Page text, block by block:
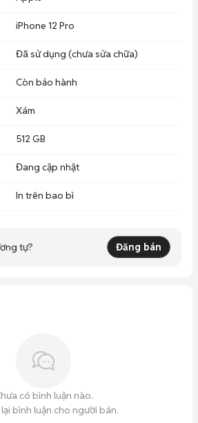
iPhone 12 Pro
Đã sử dụng (chưa sửa chữa)
Còn bảo hành
Xám
512 GB
Đang cập nhật
In trên bao bì
tự? Đăng bán
có bình luận nào.
bình luận cho người bán.